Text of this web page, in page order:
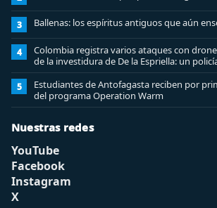
3 Ballenas: los espíritus antiguos que aún
4
Colombia registra varios ataques con
de la investidura de De la Espriella: un
5
Estudiantes de Antofagasta reciben por
del programa Operation Warm
Nuestras redes
YouTube
Facebook
Instagram
X